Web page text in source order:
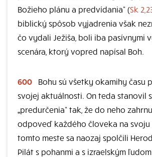
Božieho plánu a predvídania“ (Sk
biblický spôsob vyjadrenia však
čo vydali Ježiša, boli iba pasívnymi
scenára, ktorý vopred napísal Boh.
600
Bohu sú všetky okamihy času
svojej aktuálnosti. On teda stanovil
„predurčenia“ tak, že do neho
odpoveď každého človeka na svoju
tomto meste sa naozaj spolčili
Pilát s pohanmi a s izraelským